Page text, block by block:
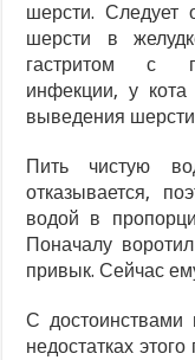
шерсти. Следует
шерсти в
гастритом с
инфекции, у кота
выведения
Пить чистую
отказывается,
водой в
Поначалу
привык. Сейчас
С достоинствами
недостатках